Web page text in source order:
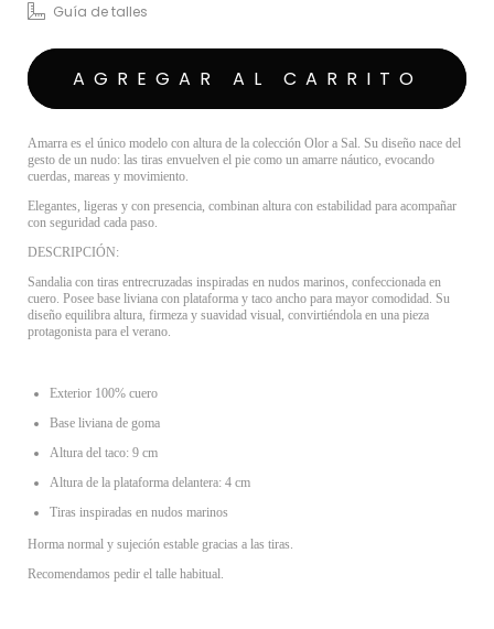
Guía de talles
Amarra es el único modelo con altura de la colección Olor a Sal. Su diseño nace del
gesto de un nudo: las tiras envuelven el pie como un amarre náutico, evocando
cuerdas, mareas y movimiento.
Elegantes, ligeras y con presencia, combinan altura con estabilidad para acompañar
con seguridad cada paso.
DESCRIPCIÓN:
Sandalia con tiras entrecruzadas inspiradas en nudos marinos, confeccionada en
cuero. Posee base liviana con plataforma y taco ancho para mayor comodidad. Su
diseño equilibra altura, firmeza y suavidad visual, convirtiéndola en una pieza
protagonista para el verano.
Exterior 100% cuero
Base liviana de goma
Altura del taco: 9 cm
Altura de la plataforma delantera: 4 cm
Tiras inspiradas en nudos marinos
Horma normal y sujeción estable gracias a las tiras.
Recomendamos pedir el talle habitual.